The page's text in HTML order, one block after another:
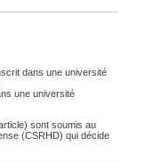
dans une université
une université
sont soumis au
(CSRHD) qui décide